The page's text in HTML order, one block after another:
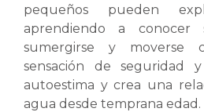
pequeños pueden
aprendiendo a conocer
sumergirse y moverse
sensación de seguridad
autoestima y crea una
agua desde temprana edad.